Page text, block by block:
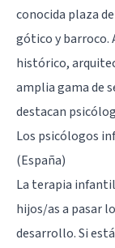
conocida plaza
gótico y barroco.
histórico,
amplia gama de
destacan
Los psicólogos
(España)
La terapia
hijos/as a pasar
desarrollo. Si